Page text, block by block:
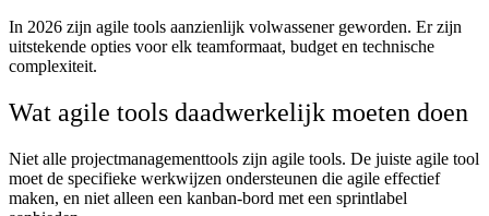
In 2026 zijn agile tools aanzienlijk volwassener geworden. Er zijn
uitstekende opties voor elk teamformaat, budget en technische
complexiteit.
Wat agile tools daadwerkelijk moeten doen
Niet alle projectmanagementtools zijn agile tools. De juiste agile tool
moet de specifieke werkwijzen ondersteunen die agile effectief
maken, en niet alleen een kanban-bord met een sprintlabel